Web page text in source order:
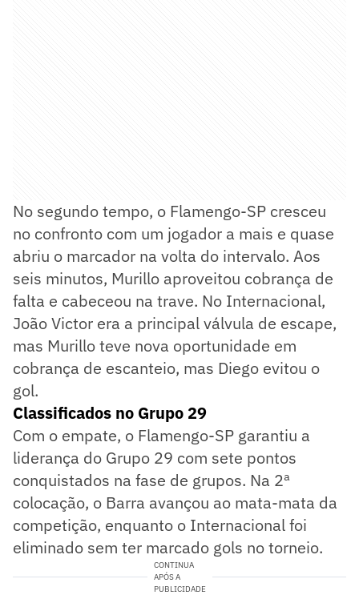
No segundo tempo, o Flamengo-SP cresceu
no confronto com um jogador a mais e quase
abriu o marcador na volta do intervalo. Aos
seis minutos, Murillo aproveitou cobrança de
falta e cabeceou na trave. No Internacional,
João Victor era a principal válvula de escape,
mas Murillo teve nova oportunidade em
cobrança de escanteio, mas Diego evitou o
gol.
Classificados no Grupo 29
Com o empate, o Flamengo-SP garantiu a
liderança do Grupo 29 com sete pontos
conquistados na fase de grupos. Na 2ª
colocação, o Barra avançou ao mata-mata da
competição, enquanto o Internacional foi
eliminado sem ter marcado gols no torneio.
CONTINUA
APÓS A
PUBLICIDADE